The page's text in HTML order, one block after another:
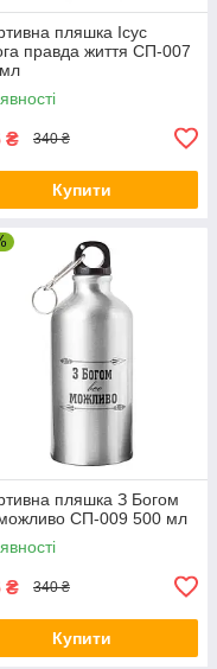
пляшка Ісус
правда життя СП-007
₴ 340 ₴
Купити
пляшка З Богом
СП-009 500 мл
₴ 340 ₴
Купити